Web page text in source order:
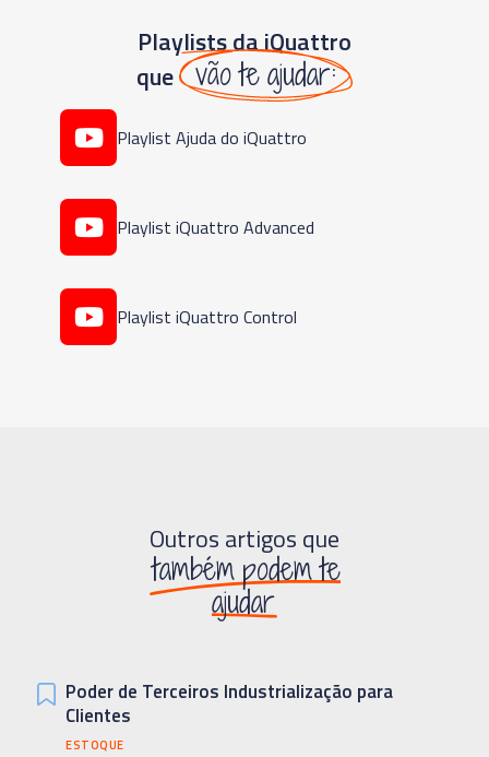
Playlists da iQuattro
que vão te ajudar:
Playlist Ajuda do iQuattro
Playlist iQuattro Advanced
Playlist iQuattro Control
Outros artigos que
também podem te
ajudar
Poder de Terceiros Industrialização para
Clientes
ESTOQUE